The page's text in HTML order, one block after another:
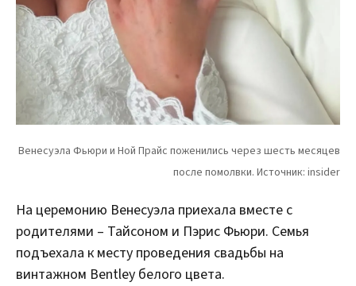
На церемонию Венесуэла приехала вместе с
родителями – Тайсоном и Пэрис Фьюри. Семья
подъехала к месту проведения свадьбы на
винтажном Bentley белого цвета.